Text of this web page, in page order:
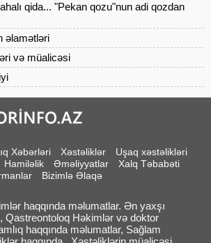
qida... "Pekan qozu"nun adi qozdan
əlamətləri
və müalicəsi
Xəbərləri Xəstəliklər
Uşaq xəstəlikləri
Hamiləlik Əməliyyatlar
Xalq Təbabəti
Bizimlə Əlaqə
haqqında məlumatlar. Ən yaxşı
Qastreontoloq Həkimlər və doktor
haqqında məlumatlar, Sağlam